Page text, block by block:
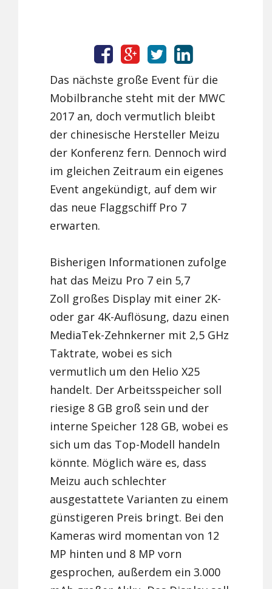
Das nächste große Event für die
Mobilbranche steht mit der MWC
2017 an, doch vermutlich bleibt
der chinesische Hersteller Meizu
der Konferenz fern. Dennoch wird
im gleichen Zeitraum ein eigenes
Event angekündigt, auf dem wir
das neue Flaggschiff Pro 7
erwarten.
Bisherigen Informationen zufolge
hat das Meizu Pro 7 ein 5,7
Zoll großes Display mit einer 2K-
oder gar 4K-Auflösung, dazu einen
MediaTek-Zehnkerner mit 2,5 GHz
Taktrate, wobei es sich
vermutlich um den Helio X25
handelt. Der Arbeitsspeicher soll
riesige 8 GB groß sein und der
interne Speicher 128 GB, wobei es
sich um das Top-Modell handeln
könnte. Möglich wäre es, dass
Meizu auch schlechter
ausgestattete Varianten zu einem
günstigeren Preis bringt. Bei den
Kameras wird momentan von 12
MP hinten und 8 MP vorn
gesprochen, außerdem ein 3.000